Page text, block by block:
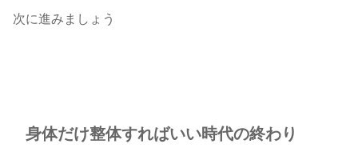
次に進みましょう
身体だけ整体すればいい時代の終わり